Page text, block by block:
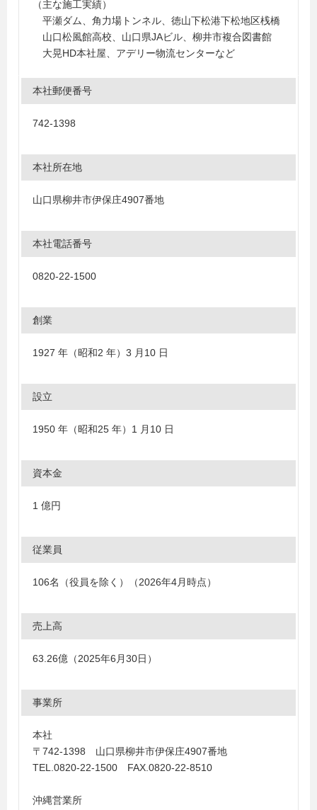
（主な施工実績）
平瀬ダム、角力場トンネル、徳山下松港下松地区桟橋
山口松風館高校、山口県JAビル、柳井市複合図書館
大晃HD本社屋、アデリー物流センターなど
本社郵便番号
742-1398
本社所在地
山口県柳井市伊保庄4907番地
本社電話番号
0820-22-1500
創業
1927 年（昭和2 年）3 月10 日
設立
1950 年（昭和25 年）1 月10 日
資本金
1 億円
従業員
106名（役員を除く）（2026年4月時点）
売上高
63.26億（2025年6月30日）
事業所
本社
〒742-1398 山口県柳井市伊保庄4907番地
TEL.0820-22-1500 FAX.0820-22-8510
沖縄営業所